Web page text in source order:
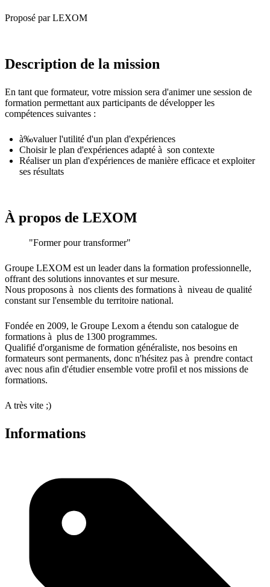
Proposé par LEXOM
Description de la mission
En tant que formateur, votre mission sera d'animer une session de
formation permettant aux participants de développer les
compétences suivantes :
à‰valuer l'utilité d'un plan d'expériences
Choisir le plan d'expériences adapté à son contexte
Réaliser un plan d'expériences de manière efficace et exploiter
ses résultats
À propos de LEXOM
"Former pour transformer"
Groupe LEXOM est un leader dans la formation professionnelle,
offrant des solutions innovantes et sur mesure.
Nous proposons à nos clients des formations à niveau de qualité
constant sur l'ensemble du territoire national.
Fondée en 2009, le Groupe Lexom a étendu son catalogue de
formations à plus de 1300 programmes.
Qualifié d'organisme de formation généraliste, nos besoins en
formateurs sont permanents, donc n'hésitez pas à prendre contact
avec nous afin d'étudier ensemble votre profil et nos missions de
formations.
A très vite ;)
Informations